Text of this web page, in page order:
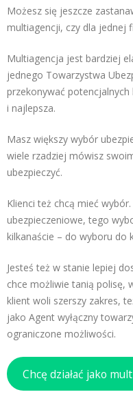
Możesz się jeszcze
multiagencji, czy dla jednej
Multiagencja jest bardziej
jednego Towarzystwa
przekonywać
i najlepsza.
Masz większy wybór
wiele rzadziej mówisz
ubezpieczyć.
Klienci też chcą mieć
ubezpieczeniowe, tego
kilkanaście – do wyboru do
Jesteś też w stanie lepiej
chce możliwie tanią polisę,
klient woli szerszy zakres,
jako Agent wyłączny
ograniczone możliwości.
Chcę działać jako